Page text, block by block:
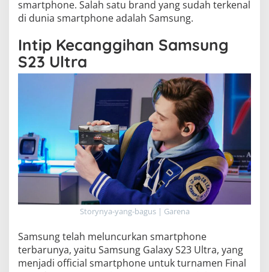
smartphone. Salah satu brand yang sudah terkenal
di dunia smartphone adalah Samsung.
Intip Kecanggihan Samsung
S23 Ultra
Storynya-yang-bagus | Garena
Samsung telah meluncurkan smartphone
terbarunya, yaitu Samsung Galaxy S23 Ultra, yang
menjadi official smartphone untuk turnamen Final